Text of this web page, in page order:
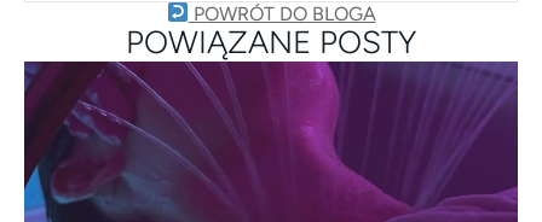
POWRÓT DO BLOGA
POWIĄZANE POSTY